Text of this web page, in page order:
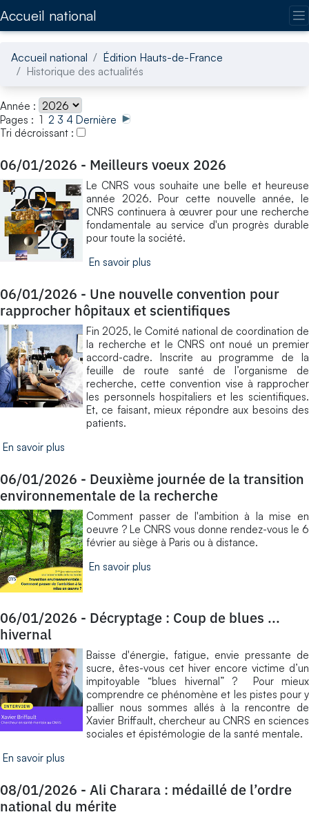
Accueil national
Accueil national
Édition Hauts-de-France
Historique des actualités
Année :
Pages : 1 2 3 4 Dernière
Tri décroissant :
06/01/2026 - Meilleurs voeux 2026
Le CNRS vous souhaite une belle et heureuse
année 2026. Pour cette nouvelle année, le
CNRS continuera à œuvrer pour une recherche
fondamentale au service d'un progrès durable
pour toute la société.
En savoir plus
06/01/2026 - Une nouvelle convention pour
rapprocher hôpitaux et scientifiques
Fin 2025, le Comité national de coordination de
la recherche et le CNRS ont noué un premier
accord-cadre. Inscrite au programme de la
feuille de route santé de l’organisme de
recherche, cette convention vise à rapprocher
les personnels hospitaliers et les scientifiques.
Et, ce faisant, mieux répondre aux besoins des
patients.
En savoir plus
06/01/2026 - Deuxième journée de la transition
environnementale de la recherche
​Comment passer de l'ambition à la mise en
oeuvre ? Le CNRS vous donne rendez-vous le 6
février au siège à Paris ou à distance.
En savoir plus
06/01/2026 - Décryptage : Coup de blues ...
hivernal
Baisse d'énergie, fatigue, envie pressante de
sucre, êtes-vous cet hiver encore victime d’un
impitoyable “blues hivernal” ? Pour mieux
comprendre ce phénomène et les pistes pour y
pallier nous sommes allés à la rencontre de
Xavier Briffault, chercheur au CNRS en sciences
sociales et épistémologie de la santé mentale.
En savoir plus
08/01/2026 - Ali Charara : médaillé de l’ordre
national du mérite